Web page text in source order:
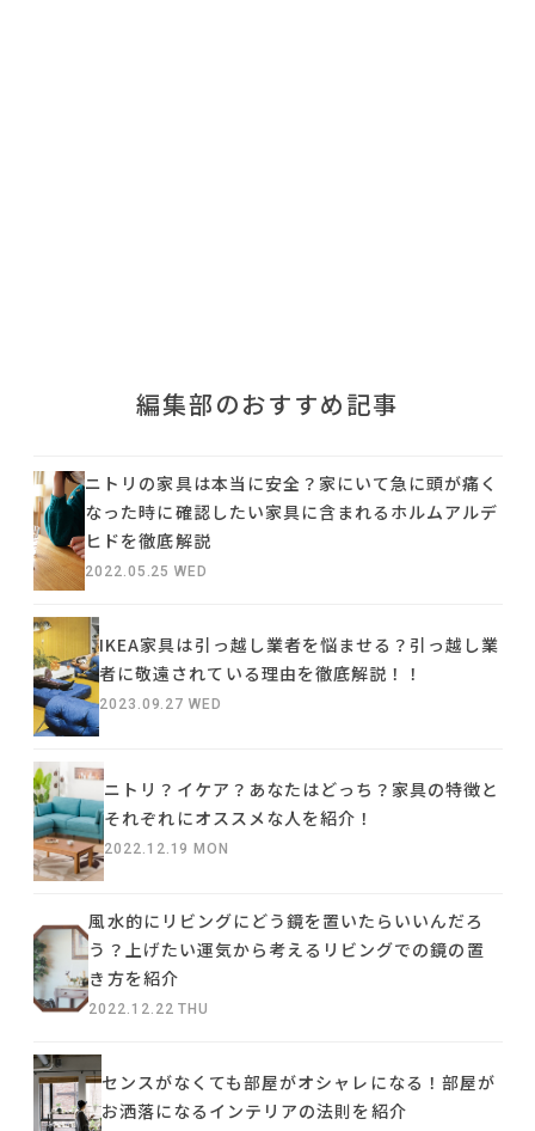
編集部のおすすめ記事
ニトリの家具は本当に安全？家にいて急に頭が痛く
なった時に確認したい家具に含まれるホルムアルデ
ヒドを徹底解説
2022.05.25 WED
IKEA家具は引っ越し業者を悩ませる？引っ越し業
者に敬遠されている理由を徹底解説！！
2023.09.27 WED
ニトリ？イケア？あなたはどっち？家具の特徴と
それぞれにオススメな人を紹介！
2022.12.19 MON
風水的にリビングにどう鏡を置いたらいいんだろ
う？上げたい運気から考えるリビングでの鏡の置
き方を紹介
2022.12.22 THU
センスがなくても部屋がオシャレになる！部屋が
お洒落になるインテリアの法則を紹介